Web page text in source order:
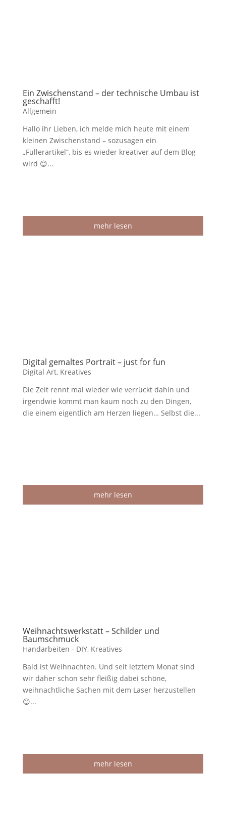
Ein Zwischenstand – der technische Umbau ist
geschafft!
Allgemein
Hallo ihr Lieben, ich melde mich heute mit einem
kleinen Zwischenstand – sozusagen ein
„Füllerartikel“, bis es wieder kreativer auf dem Blog
wird 😊...
mehr lesen
Digital gemaltes Portrait – just for fun
Digital Art, Kreatives
Die Zeit rennt mal wieder wie verrückt dahin und
irgendwie kommt man kaum noch zu den Dingen,
die einem eigentlich am Herzen liegen… Selbst die...
mehr lesen
Weihnachtswerkstatt – Schilder und
Baumschmuck
Handarbeiten - DIY, Kreatives
Bald ist Weihnachten. Und seit letztem Monat sind
wir daher schon sehr fleißig dabei schöne,
weihnachtliche Sachen mit dem Laser herzustellen
😊...
mehr lesen